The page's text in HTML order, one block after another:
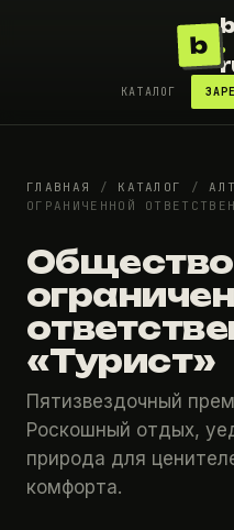
b .
КАТАЛОГ
ГЛАВНАЯ / КАТАЛОГ /
ОГРАНИЧЕННОЙ
Общество
«Турист»
Пятизвездочный
Роскошный отдых,
природа для
комфорта.